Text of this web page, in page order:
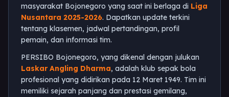
masyarakat Bojonegoro yang saat ini berlaga di Liga
Nusantara 2025-2026. Dapatkan update terkini
tentang klasemen, jadwal pertandingan, profil
pemain, dan informasi tim.
PERSIBO Bojonegoro, yang dikenal dengan julukan
Laskar Angling Dharma, adalah klub sepak bola
profesional yang didirikan pada 12 Maret 1949. Tim ini
memiliki sejarah panjang dan prestasi gemilang,